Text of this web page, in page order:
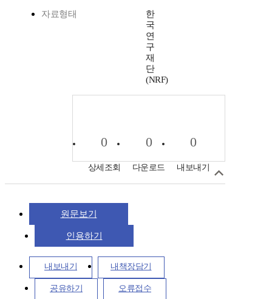
자료형태
한
국
연
구
재
단
(NRF)
0
상세조회
0
다운로드
0
내보내기
원문보기
인용하기
내보내기 내책장담기
공유하기 오류접수